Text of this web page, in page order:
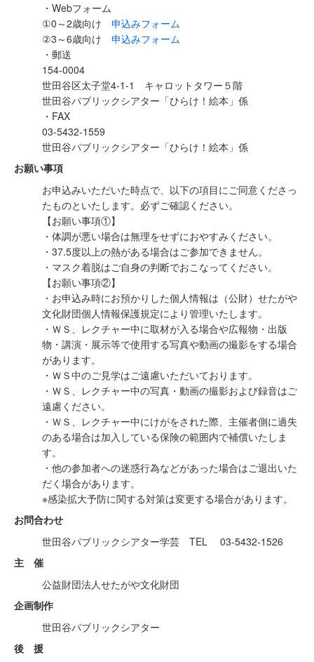
・Webフォーム
①0～2歳向け 申込みフォーム
②3～6歳向け 申込みフォーム
・郵送
154-0004
世田谷区太子堂4-1-1 キャロットタワー５階
世田谷パブリックシアター「ひらけ！絵本」係
・FAX
03-5432-1559
世田谷パブリックシアター「ひらけ！絵本」係
お願い事項
お申込みいただいた時点で、以下の項目にご同意くださっ
たものといたします。必ずご確認ください。
【お願い事項①】
・体調が悪い場合は無理をせずにおやすみください。
・37.5度以上の熱がある場合はご参加できません。
・マスク着脱はご自身の判断でおこなってください。
【お願い事項②】
・お申込み時にお預かりした個人情報は（公財）せたがや
文化財団個人情報保護規定により管理いたします。
・ＷＳ、レクチャー中に取材が入る場合や広報物・出版
物・講演・展示等で使用する写真や動画の撮影をする場合
があります。
・ＷＳ中のご見学はご遠慮いただいております。
・ＷＳ、レクチャー中の写真・動画の撮影および録音はご
遠慮ください。
・ＷＳ、レクチャー中にけがをされた際、主催者側に過失
のある場合は加入している保険の範囲内で補償いたしま
す。
・他の参加者への迷惑行為などがあった場合はご退出いた
だく場合があります。
※感染拡大予防に関する対策は変更する場合があります。
お問合わせ
世田谷パブリックシアター学芸 TEL 03-5432-1526
主 催
公益財団法人せたがや文化財団
企画制作
世田谷パブリックシアター
後 援